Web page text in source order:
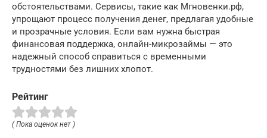
обстоятельствами. Сервисы, такие как Мгновенки.рф,
упрощают процесс получения денег, предлагая удобные
и прозрачные условия. Если вам нужна быстрая
финансовая поддержка, онлайн-микрозаймы — это
надежный способ справиться с временными
трудностями без лишних хлопот.
Рейтинг
( Пока оценок нет )